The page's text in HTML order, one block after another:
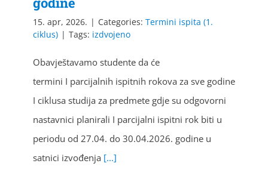
15. apr, 2026. | Categories: Termini ispita (1.
ciklus) | Tags: izdvojeno
Obavještavamo studente da će
termini I parcijalnih ispitnih rokova za sve godine
I ciklusa studija za predmete gdje su odgovorni
nastavnici planirali I parcijalni ispitni rok biti u
periodu od 27.04. do 30.04.2026. godine u
satnici izvođenja [...]